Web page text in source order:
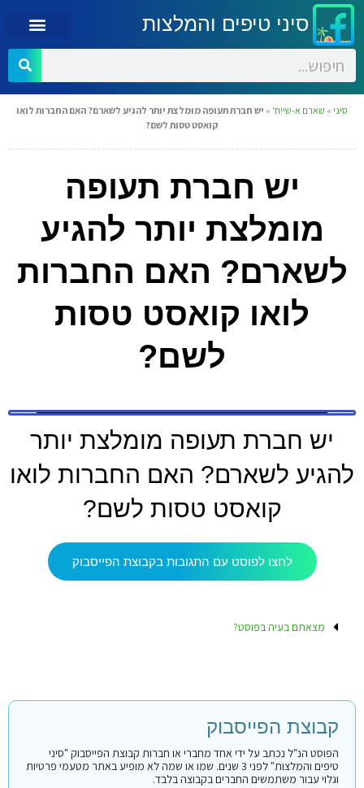
סיני טיפים והמלצות
סיני » שארם א-שייח' » יש חברת תעופה מומלצת יותר להגיע לשארם? האם החברות לואו
קואסט טסות לשם?
יש חברת תעופה
מומלצת יותר להגיע
לשארם? האם החברות
לואו קואסט טסות
לשם?
יש חברת תעופה מומלצת יותר
להגיע לשארם? האם החברות לואו
קואסט טסות לשם?
לחצו לפוסט עם התגובות בקבוצת הפייסבוק
מצאתם בעיה בפוסט?
קבוצת הפייסבוק
הפוסט הנ"ל נכתב על ידי אחד מחברי או חברות קבוצת הפייסבוק "סיני
טיפים והמלצות" לפני 3 שנים. שמו או שמה לא מופיע באתר מטעמי פרטיות
וגלוי עבור משתמשים החברים בקבוצה בלבד.